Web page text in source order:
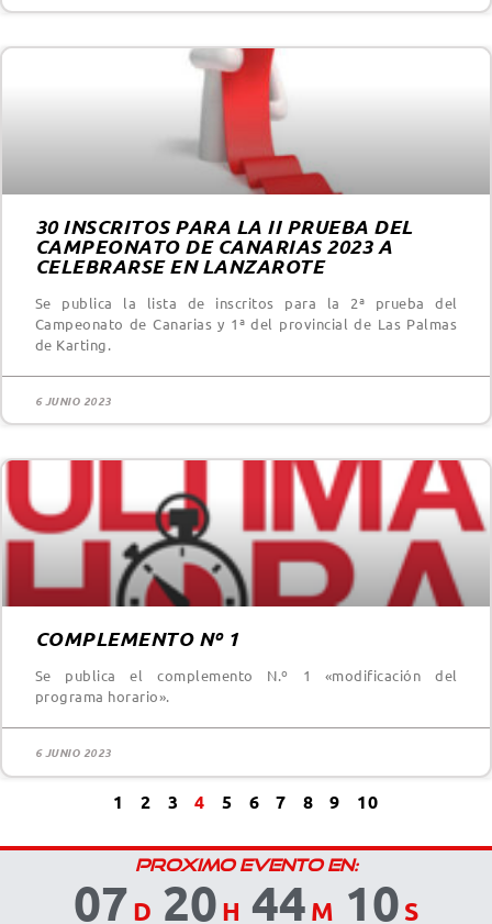
30 INSCRITOS PARA LA II PRUEBA DEL
CAMPEONATO DE CANARIAS 2023 A
CELEBRARSE EN LANZAROTE
Se publica la lista de inscritos para la 2ª prueba del
Campeonato de Canarias y 1ª del provincial de Las Palmas
de Karting.
6 JUNIO 2023
COMPLEMENTO Nº 1
Se publica el complemento N.º 1 «modificación del
programa horario».
6 JUNIO 2023
1 2 3 4 5 6 7 8 9 10
PROXIMO EVENTO EN:
07 D 20 H 44 M 10 S